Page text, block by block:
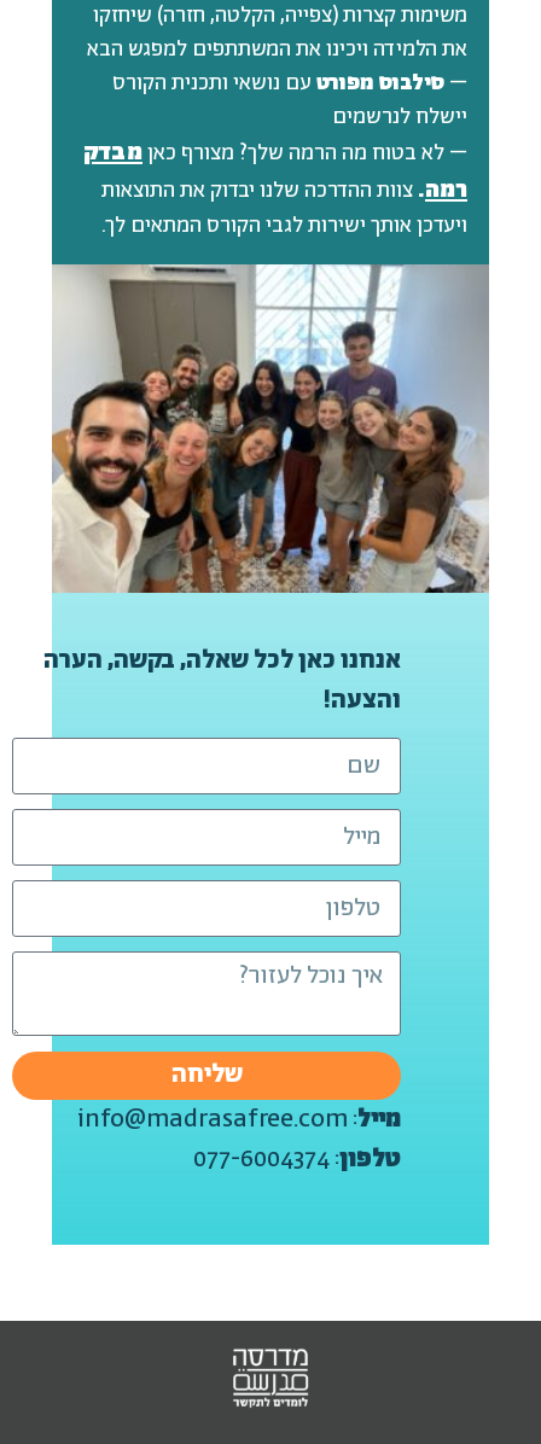
משימות קצרות (צפייה, הקלטה, חזרה) שיחזקו
את הלמידה ויכינו את המשתתפים למפגש הבא
– סילבוס מפורט עם נושאי ותכנית הקורס
יישלח לנרשמים
– לא בטוח מה הרמה שלך? מצורף כאןמבדק
רמה. צוות ההדרכה שלנו יבדוק את התוצאות
ויעדכן אותך ישירות לגבי הקורס המתאים לך.
אנחנו כאן לכל שאלה, בקשה, הערה
והצעה!
שליחה
מייל:
info@madrasafree.com
טלפון:
077-6004374